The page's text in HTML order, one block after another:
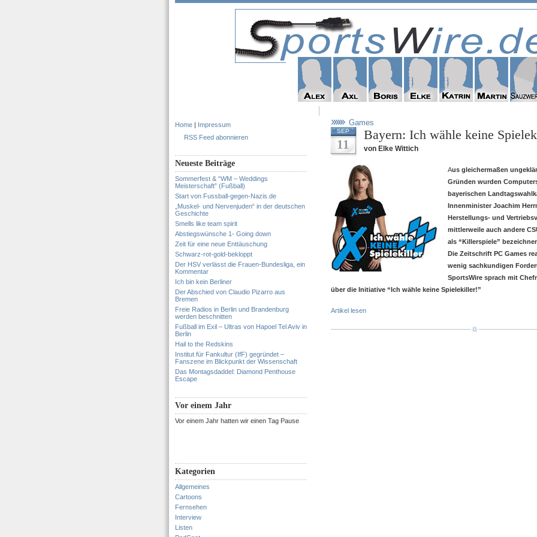
Home | Impressum
RSS Feed abonnieren
Neueste Beiträge
Sommerfest & “WM – Weddings
Meisterschaft” (Fußball)
Start von Fussball-gegen-Nazis.de
„Muskel- und Nervenjuden“ in der deutschen
Geschichte
Smells like team spirit
Abstiegswünsche 1- Going down
Zeit für eine neue Enttäuschung
Schwarz-rot-gold-bekloppt
Der HSV verlässt die Frauen-Bundesliga, ein
Kommentar
Ich bin kein Berliner
Der Abschied von Claudio Pizarro aus
Bremen
Freie Radios in Berlin und Brandenburg
werden beschnitten
Fußball im Exil – Ultras von Hapoel Tel Aviv in
Berlin
Hail to the Redskins
Institut für Fankultur (IfF) gegründet –
Fanszene im Blickpunkt der Wissenschaft
Das Montagsdaddel: Diamond Penthouse
Escape
Vor einem Jahr
Vor einem Jahr hatten wir einen Tag Pause
Kategorien
Allgemeines
Cartoons
Fernsehen
Interview
Listen
Games
SEP
11
Bayern: Ich wähle keine
von Elke Wittich
Aus gleichermaßen
Gründen wurden
bayerischen
Innenminister Joachim
Herstellungs- und
mittlerweile auch andere
als “Killerspiele”
Die Zeitschrift PC Games
wenig sachkundigen
SportsWire sprach mit
über die Initiative “Ich wähle keine Spielekiller!”
Artikel lesen